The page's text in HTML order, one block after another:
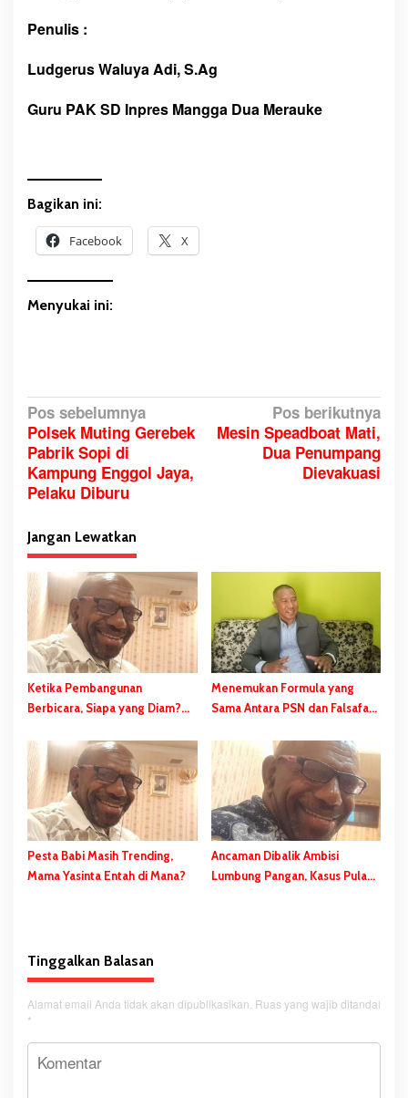
Penulis :
Ludgerus Waluya Adi, S.Ag
Guru PAK SD Inpres Mangga Dua Merauke
Bagikan ini:
Facebook X
Menyukai ini:
N
a
v
i
a
s
i
p
o
s
Pos sebelumnya
Polsek Muting Gerebek
Pabrik Sopi di
Kampung Enggol Jaya,
Pelaku Diburu
Pos berikutnya
Mesin Speadboat Mati,
Dua Penumpang
Dievakuasi
Jangan Lewatkan
Ketika Pembangunan
Berbicara, Siapa yang Diam?
Diam-Diam Negara
Menemukan Formula yang
Sama Antara PSN dan Falsafah
Dalam Budaya Orang Malind
Pesta Babi Masih Trending,
Mama Yasinta Entah di Mana?
Ancaman Dibalik Ambisi
Lumbung Pangan, Kasus Pulau
Tinggalkan Balasan
Alamat email Anda tidak akan dipublikasikan. Ruas yang wajib ditandai
*